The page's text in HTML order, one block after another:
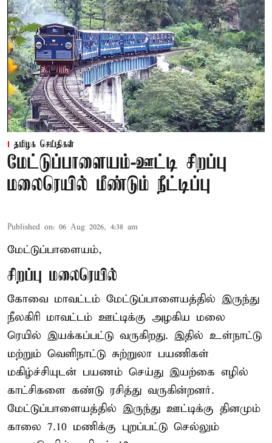
தமிழக செய்திகள்
மேட்டுப்பாளையம்-ஊட்டி சிறப்பு
மலைரெயில் மீண்டும் நீட்டிப்பு
Published on: 06 Aug 2026, 4:38 am
மேட்டுப்பாளையம்,
சிறப்பு மலைரெயில்
கோவை மாவட்டம் மேட்டுப்பாளையத்தில் இருந்து
நீலகிரி மாவட்டம் ஊட்டிக்கு அழகிய மலை
ரெயில் இயக்கப்பட்டு வருகிறது. இதில் உள்நாட்டு
மற்றும் வெளிநாட்டு சுற்றுலா பயணிகள்
மகிழ்ச்சியுடன் பயணம் செய்து இயற்கை எழில்
காட்சிகளை கண்டு ரசித்து வருகின்றனர்.
மேட்டுப்பாளையத்தில் இருந்து ஊட்டிக்கு தினமும்
காலை 7.10 மணிக்கு புறப்பட்டு செல்லும்